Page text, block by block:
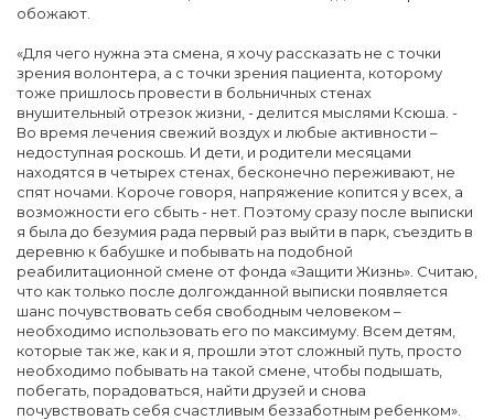
обожают.
«Для чего нужна эта смена, я хочу рассказать не с точки
зрения волонтера, а с точки зрения пациента, которому
тоже пришлось провести в больничных стенах
внушительный отрезок жизни, - делится мыслями Ксюша. -
Во время лечения свежий воздух и любые активности –
недоступная роскошь. И дети, и родители месяцами
находятся в четырех стенах, бесконечно переживают, не
спят ночами. Короче говоря, напряжение копится у всех, а
возможности его сбыть - нет. Поэтому сразу после выписки
я была до безумия рада первый раз выйти в парк, съездить в
деревню к бабушке и побывать на подобной
реабилитационной смене от фонда «Защити Жизнь». Считаю,
что как только после долгожданной выписки появляется
шанс почувствовать себя свободным человеком –
необходимо использовать его по максимуму. Всем детям,
которые так же, как и я, прошли этот сложный путь, просто
необходимо побывать на такой смене, чтобы подышать,
побегать, порадоваться, найти друзей и снова
почувствовать себя счастливым беззаботным ребенком».